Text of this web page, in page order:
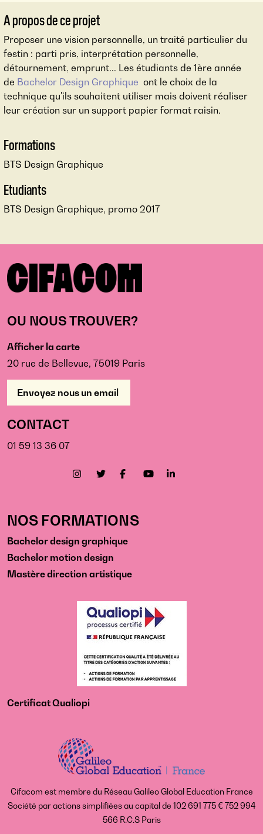
A propos de ce projet
Proposer une vision personnelle, un traité particulier du
festin : parti pris, interprétation personnelle,
détournement, emprunt... Les étudiants de 1ère année
de Bachelor Design Graphique ont le choix de la
technique qu'ils souhaitent utiliser mais doivent réaliser
leur création sur un support papier format raisin.
Formations
BTS Design Graphique
Etudiants
BTS Design Graphique, promo 2017
OU NOUS TROUVER?
Afficher la carte
20 rue de Bellevue, 75019 Paris
Envoyez nous un email
CONTACT
01 59 13 36 07
NOS FORMATIONS
Bachelor design graphique
Bachelor motion design
Mastère direction artistique
Certificat Qualiopi
Cifacom est membre du Réseau Galileo Global Education France
Société par actions simplifiées au capital de 102 691 775 € 752 994
566 R.C.S Paris